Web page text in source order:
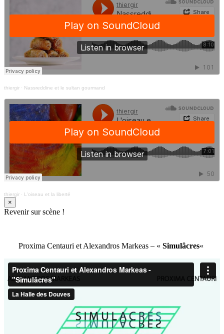
thiergir · Nassreddine et le sultan gourmand
thiergir · L'oiseau et la liberté
×
Revenir sur scène !
Proxima Centauri et Alexandros Markeas – « Simulâcres«